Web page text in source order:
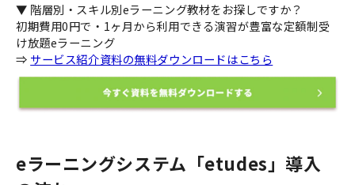
▼ 階層別・スキル別eラーニング教材をお探しですか？
初期費用0円で・1ヶ月から利用できる演習が豊富な定額制受
け放題eラーニング
⇒ サービス紹介資料の無料ダウンロードはこちら
eラーニングシステム「etudes」導入